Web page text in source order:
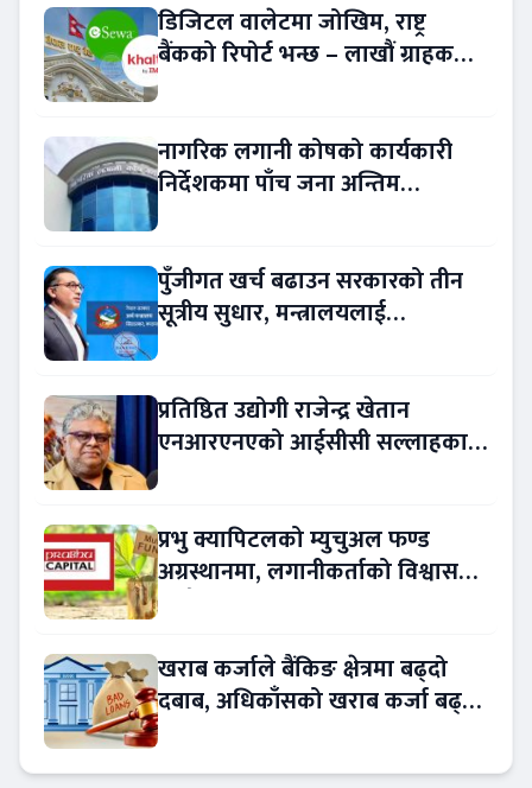
डिजिटल वालेटमा जोखिम, राष्ट्र
बैंकको रिपोर्ट भन्छ – लाखौं ग्राहकको
नागरिक लगानी कोषको कार्यकारी
निर्देशकमा पाँच जना अन्तिम
पुँजीगत खर्च बढाउन सरकारको तीन
सूत्रीय सुधार, मन्त्रालयलाई
प्रतिष्ठित उद्योगी राजेन्द्र खेतान
एनआरएनएको आईसीसी सल्लाहकार
प्रभु क्यापिटलको म्युचुअल फण्ड
अग्रस्थानमा, लगानीकर्ताको विश्वास
खराब कर्जाले बैंकिङ क्षेत्रमा बढ्दो
दबाब, अधिकाँसको खराब कर्जा बढ्दो